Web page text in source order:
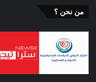
من نحن ؟